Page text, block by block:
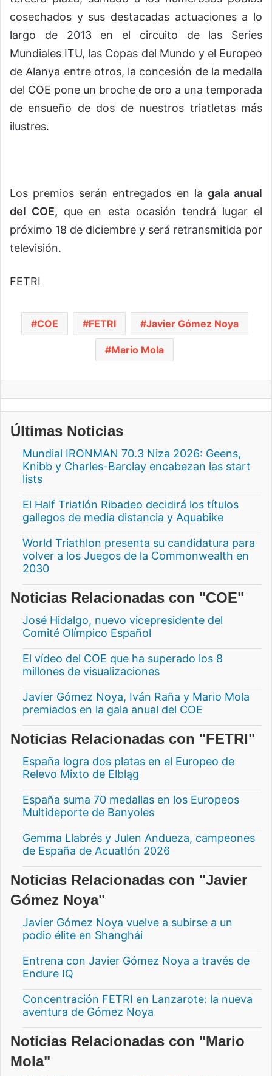
cosechados y sus destacadas actuaciones a lo
largo de 2013 en el circuito de las Series
Mundiales ITU, las Copas del Mundo y el Europeo
de Alanya entre otros, la concesión de la medalla
del COE pone un broche de oro a una temporada
de ensueño de dos de nuestros triatletas más
ilustres.
Los premios serán entregados en la gala anual
del COE, que en esta ocasión tendrá lugar el
próximo 18 de diciembre y será retransmitida por
televisión.
FETRI
COE FETRI Javier Gómez Noya
Mario Mola
Últimas Noticias
Mundial IRONMAN 70.3 Niza 2026: Geens,
Knibb y Charles-Barclay encabezan las start
lists
El Half Triatlón Ribadeo decidirá los títulos
gallegos de media distancia y Aquabike
World Triathlon presenta su candidatura para
volver a los Juegos de la Commonwealth en
2030
Noticias Relacionadas con "COE"
José Hidalgo, nuevo vicepresidente del
Comité Olímpico Español
El vídeo del COE que ha superado los 8
millones de visualizaciones
Javier Gómez Noya, Iván Raña y Mario Mola
premiados en la gala anual del COE
Noticias Relacionadas con "FETRI"
España logra dos platas en el Europeo de
Relevo Mixto de Elbląg
España suma 70 medallas en los Europeos
Multideporte de Banyoles
Gemma Llabrés y Julen Andueza, campeones
de España de Acuatlón 2026
Noticias Relacionadas con "Javier
Gómez Noya"
Javier Gómez Noya vuelve a subirse a un
podio élite en Shanghái
Entrena con Javier Gómez Noya a través de
Endure IQ
Concentración FETRI en Lanzarote: la nueva
aventura de Gómez Noya
Noticias Relacionadas con "Mario
Mola"